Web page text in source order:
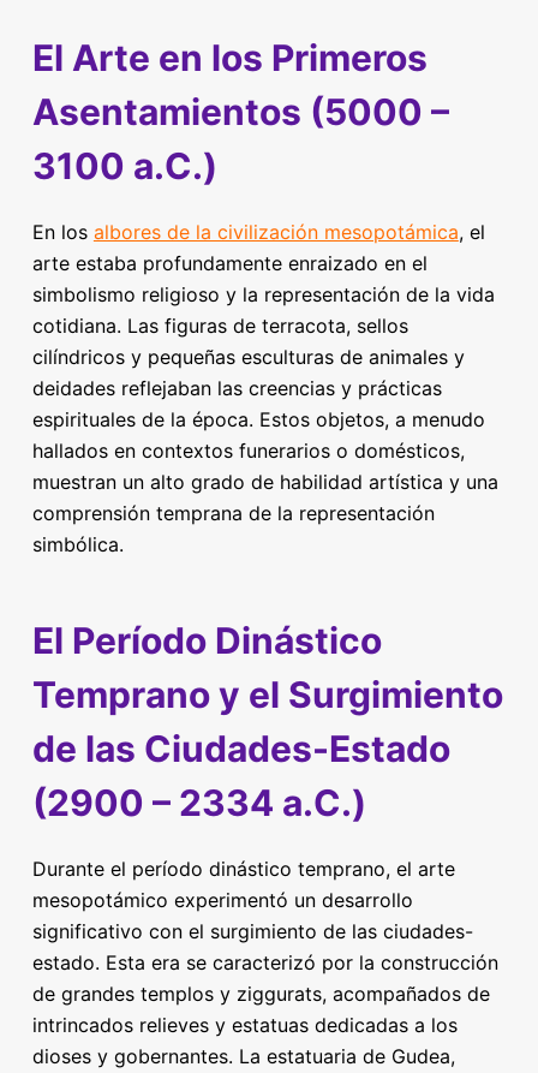
El Arte en los Primeros
Asentamientos (5000 –
3100 a.C.)
En los albores de la civilización mesopotámica, el
arte estaba profundamente enraizado en el
simbolismo religioso y la representación de la vida
cotidiana. Las figuras de terracota, sellos
cilíndricos y pequeñas esculturas de animales y
deidades reflejaban las creencias y prácticas
espirituales de la época. Estos objetos, a menudo
hallados en contextos funerarios o domésticos,
muestran un alto grado de habilidad artística y una
comprensión temprana de la representación
simbólica.
El Período Dinástico
Temprano y el Surgimiento
de las Ciudades-Estado
(2900 – 2334 a.C.)
Durante el período dinástico temprano, el arte
mesopotámico experimentó un desarrollo
significativo con el surgimiento de las ciudades-
estado. Esta era se caracterizó por la construcción
de grandes templos y ziggurats, acompañados de
intrincados relieves y estatuas dedicadas a los
dioses y gobernantes. La estatuaria de Gudea,